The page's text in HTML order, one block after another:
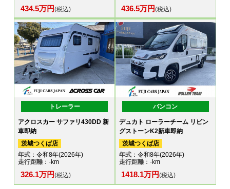
434.5万円(税込) 436.5万円(税込)
トレーラー
アクロスカー サファリ430DD 新
車即納
茨城つくば店
年式 ：令和8年(2026年)
走行距離：-km
326.1万円(税込)
バンコン
デュカト ローラーチーム リビン
グストーンK2新車即納
茨城つくば店
年式：令和8年(2026年)
走行距離：-km
1418.1万円(税込)